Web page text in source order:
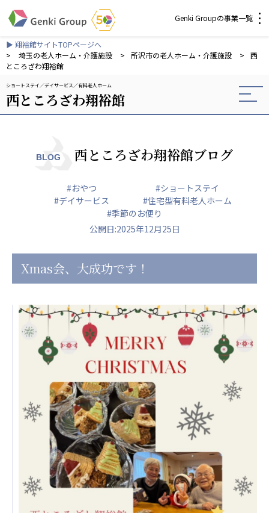
Genki Groupの事業一覧
介護・福祉
社会福祉法人 元気村グループ
社会福祉法人元気村
社会福祉法人長寿の森
株式会社 サンガジャパン
株式会社日本遮蔽技研
一般社団法人 日本高齢者福祉協会
株式会社 爽やかな風沖縄
爽やかな風 中部エリア
爽やかな風 那覇エリア
株式会社 鷹揚館
鷹揚館
社会福祉法人 共生会
特別養護老人ホーム 共生の家
株式会社 アジアメデカ元気事業団
アジアメデカ元気事業団
株式会社 爽やかな風九州
爽やかな風九州
株式会社 七星
七星
社会福祉法人 福ふく
株式会社 せきれい
せきれい
▶ 翔裕館サイトTOPページへ
>
埼玉の老人ホーム・介護施設 > 所沢市の老人ホーム・介護施設 >
西
ところざわ翔裕館
ショートステイ デイサービス 有料老人ホーム
西ところざわ翔裕館
BLOG 西ところざわ翔裕館ブログ
#おやつ
#ショートステイ
#デイサービス
#住宅型有料老人ホーム
#季節のお便り
公開日:2025年12月25日
Xmas会、大成功です！